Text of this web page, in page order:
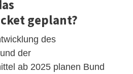
geplant?
des
der
ab 2025 planen Bund